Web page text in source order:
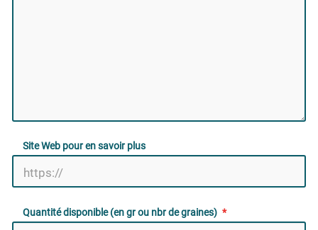
Site Web pour en savoir plus
Quantité disponible (en gr ou nbr de graines)